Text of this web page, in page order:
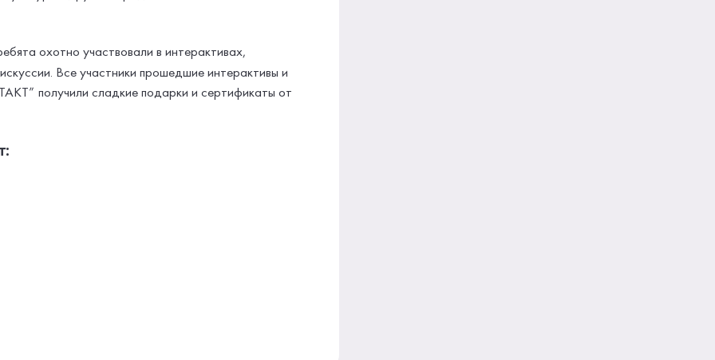
охотно участвовали в интерактивах,
Все участники прошедшие интерактивы и
получили сладкие подарки и сертификаты от